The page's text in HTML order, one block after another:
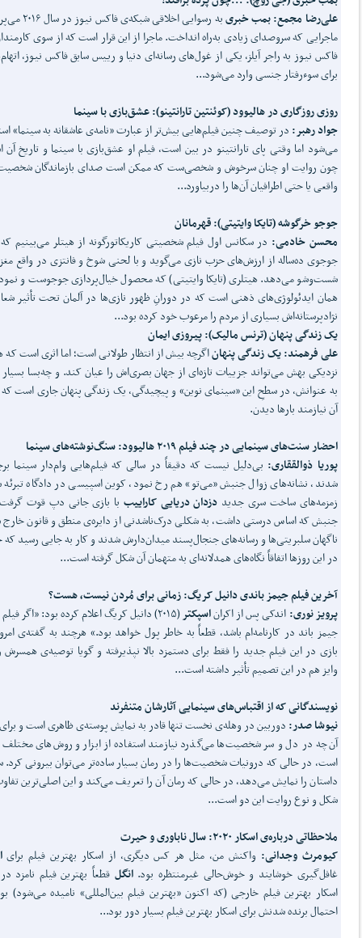
علی‌رضا مجمع: بمب خبری
به رسوایی اخلاقی شبکه‌ی
ماجرایی که سروصدای زیادی به‌راه انداخت. ماجرا از این قرار است که از سوی
فاکس نیوز به راجر آیلز، یکی از غول‌های رسانه‌ای دنیا و رییس سابق فاکس نیوز،
برای سوءرفتار جنسی وارد می‌شود...
روزی روزگاری در هالیوود (کوئنتین تارانتینو): عشق‌بازی با سینما
جواد رهبر: در توصیف چنین فیلم‌هایی بیش‌تر از عبارت «نامه‌ی عاشقانه به سینما»
می‌شود اما وقتی پای تارانتینو در بین است، فیلم او عشق‌بازی با سینما و تاریخ
چون روایت او چنان سرخوش و شخصی‌ست که ممکن است صدای بازماندگان
واقعی یا حتی اطرافیان آن‌ها را دربیاورد...
جوجو خرگوشه (تایکا وایتیتی): قهرمانان
محسن خادمی: در سکانس اول فیلم شخصیتی کاریکاتورگونه از هیتلر می‌بینیم
جوجوی ده‌ساله از ارزش‌های حزب نازی می‌گوید و با لحنی شوخ و فانتزی در واقع
شست‌وشو می‌دهد. هیتلری (تایکا وایتیتی) که محصول خیال‌پردازی جوجوست و
همان ایدئولوژی‌های ذهنی است که در دورانِ ظهور نازی‌ها در آلمان تحت تأثیر
نژادپرستانه‌اش بسیاری از مردم را مرعوب خود کرده بود...
یک زندگی پنهان (ترنس مالیک): پیروزی ایمان
علی فرهمند: یک زندگی پنهاناگرچه بیش از انتظار طولانی است؛ اما اثری است که
نزدیکی بهش می‌تواند جزییات تازه‌ای از جهان بصری‌اش را عیان کند. و چه‌بسا
به عنوانش، در سطحِ این «سینمای نوین» و پیچیدگی، یک زندگی پنهان جاری است
آن نیازمند بارها دیدن.
احضار سنت‌های سینمایی در چند فیلم ۲۰۱۹ هالیوود: سنگ‌نوشته‌های سینما
پوریا ذوالققاری: بی‌دلیل نیست که دقیقاً در سالی که فیلم‌هایی وام‌دار سینما
شدند، نشانه‌های زوال جنبش «می‌تو» هم رخ نمود، کوین اسپیسی در دادگاه
زمزمه‌های ساخت سری جدید دزدان دریایی کاراییب با بازی جانی دپ قوت
جنبش که اساس درستی داشت، به شکلی درک‌ناشدنی از دایره‌ی منطق و قانون
ناگهان سلبریتی‌ها و رسانه‌های جنجال‌پسند میدان‌دارش شدند و کار به جایی رسید که
در این روزها اتفاقاً نگاه‌های همدلانه‌ای به متهمان آن شکل گرفته است...
آخرین فیلم جیمز باندی دانیل کریگ: زمانی برای مُردن نیست، هست؟
پرویز نوری: اندکی پس از اکراناسپکتر
(۲۰۱۵) دانیل کریگ اعلام کرده بود: «اگر
جیمز باند در کارنامه‌ام باشد، قطعاً به خاطر پول خواهد بود.» هرچند به گفته‌ی
بازی در این فیلم جدید را فقط برای دستمزد بالا نپذیرفته و گویا توصیه‌ی
وایز هم در این تصمیم تأثیر داشته است...
نویسندگانی که از اقتباس‌های سینمایی آثارشان متنفرند
نیوشا صدر: دوربین در وهله‌ی نخست تنها قادر به نمایش پوسته‌ی ظاهری است و
آن‌چه در دل و سر شخصیت‌ها می‌گذرد نیازمند استفاده از ابزار و روش‌های مختلف
است، در حالی که درونیات شخصیت‌ها را در رمان بسیار ساده‌تر می‌توان بیرونی کرد.
داستان را نمایش می‌دهد، در حالی که رمان آن را تعریف می‌کند و این اصلی‌ترین
شکل و نوع روایت این دو است...
ملاحظاتی درباره‌ی اسکار ۲۰۲۰: سال ناباوری و حیرت
کیومرث وجدانی: واکنش من، مثل هر کس دیگری، از اسکار بهترین فیلم برای
غافل‌گیری خوشایند و خوش‌حالی غیرمنتظره بود.انگل قطعاً بهترین فیلم نامزد
اسکار بهترین فیلم خارجی (که اکنون «بهترین فیلم بین‌المللی» نامیده می‌شود)
احتمال برنده شدنش برای اسکار بهترین فیلم بسیار دور بود...